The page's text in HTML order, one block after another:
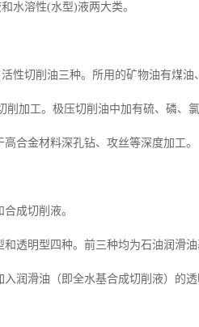
水溶性(水型)液两大类。
性切削油三种。所用的矿物油有煤
削加工。极压切削油中加有硫、磷、
合金材料深孔钻、攻丝等深度加工。
成切削液。
透明型四种。前三种均为石油润滑
润滑油（即全水基合成切削液）的